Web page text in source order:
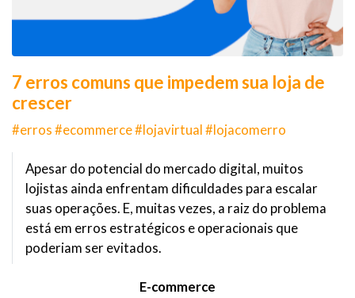
7 erros comuns que impedem sua loja de
crescer
#erros #ecommerce #lojavirtual #lojacomerro
Apesar do potencial do mercado digital, muitos
lojistas ainda enfrentam dificuldades para escalar
suas operações. E, muitas vezes, a raiz do problema
está em erros estratégicos e operacionais que
poderiam ser evitados.
E-commerce